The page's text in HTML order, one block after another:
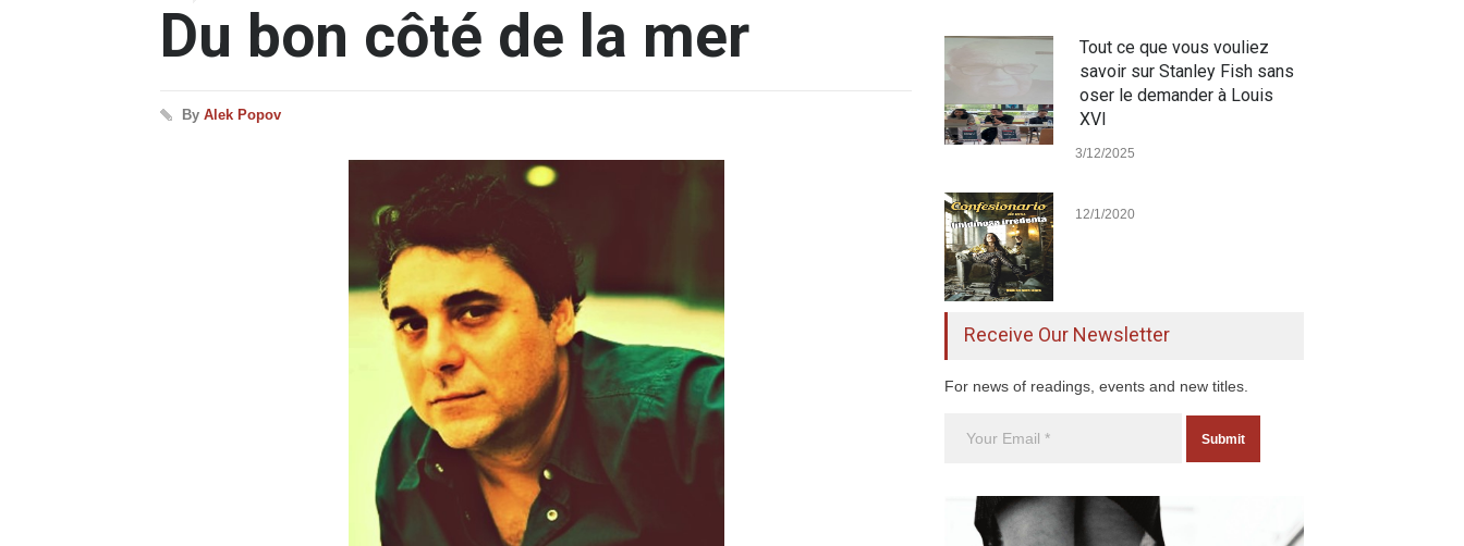
Du bon côté de la mer
By Alek Popov
Tout ce que vous vouliez
savoir sur Stanley Fish sans
oser le demander à Louis
XVI
3/12/2025
12/1/2020
Receive Our Newsletter
For news of readings, events and new titles.